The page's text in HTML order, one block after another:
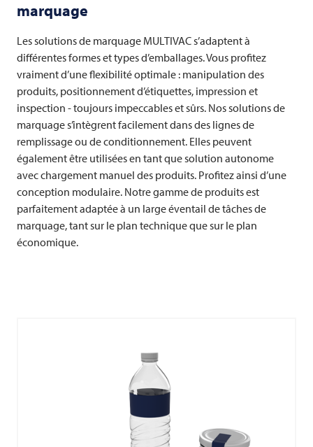
marquage
Les solutions de marquage MULTIVACs’adaptent à
différentes formes et types d’emballages. Vous profitez
vraiment d’une flexibilité optimale : manipulation des
produits, positionnement d’étiquettes, impression et
inspection - toujours impeccables et sûrs. Nos solutions de
marquage s’intègrent facilement dans des lignes de
remplissage ou de conditionnement. Elles peuvent
également être utilisées en tant que solution autonome
avec chargement manuel des produits. Profitez ainsi d’une
conception modulaire. Notre gamme de produits est
parfaitement adaptée à un large éventail de tâches de
marquage, tant sur le plan technique que sur le plan
économique.